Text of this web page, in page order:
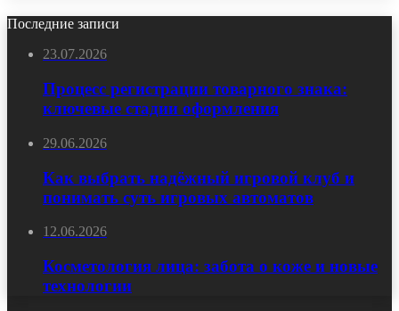
Последние записи
23.07.2026
Процесс регистрации товарного знака:
ключевые стадии оформления
29.06.2026
Как выбрать надёжный игровой клуб и
понимать суть игровых автоматов
12.06.2026
Косметология лица: забота о коже и новые
технологии